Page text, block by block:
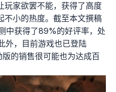
玩家欲罢不能，获得了高度
不小的热度。截至本文撰稿
中获得了89%的好评率，处
外，目前游戏也已登陆
的销售很可能也为达成百